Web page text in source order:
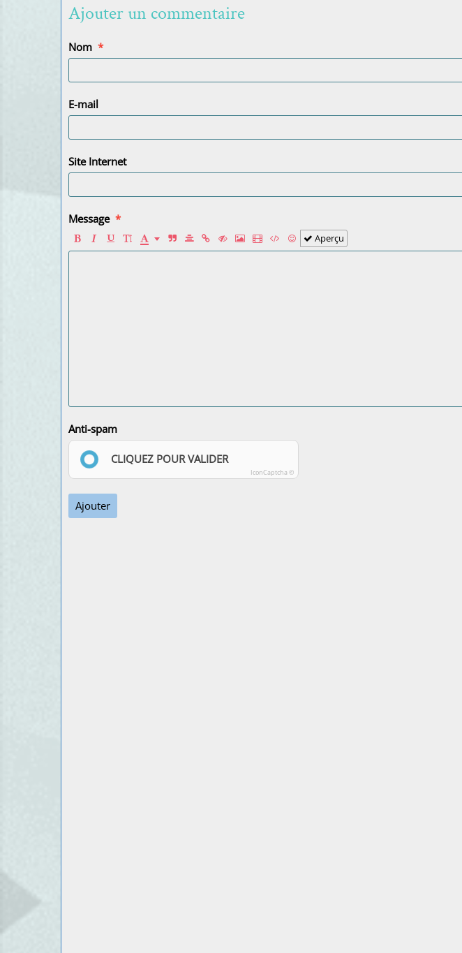
Ajouter un commentaire
Nom
E-mail
Site Internet
Message
Aperçu
Anti-spam
CLIQUEZ POUR VALIDER
IconCaptcha ©
Ajouter